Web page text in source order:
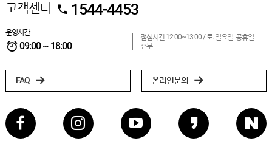
고객센터 1544-4453
운영시간
09:00 ~ 18:00
점심시간 12:00~13:00 /토. 일요일. 공휴일
휴무
FAQ 온라인문의